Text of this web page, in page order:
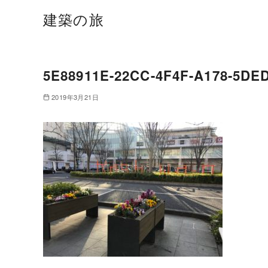
建築の旅
5E88911E-22CC-4F4F-A178-
2019年3月21日